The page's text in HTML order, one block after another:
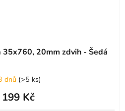
35x760, 20mm zdvih - Šedá
hodnocení
produktu
dnů (>5 ks)
Kč